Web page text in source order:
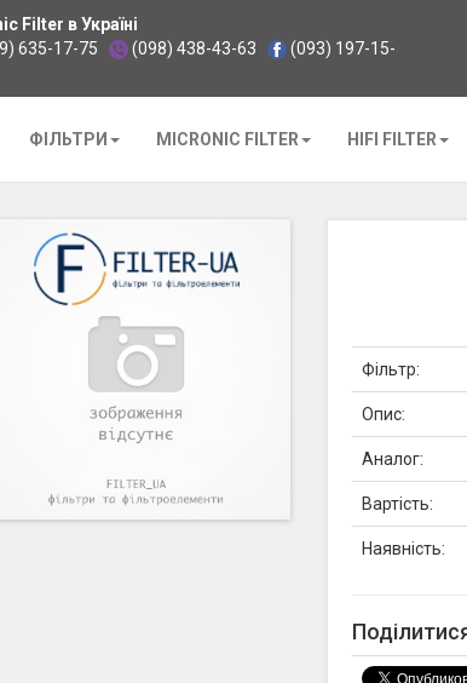
Filter в Україні
635-17-75 (098) 438-43-63
(093) 197-15-
ФІЛЬТРИ MICRONIC FILTER HIFI FILTER
Фільтр:
Опис:
Аналог:
Вартість:
Наявність: